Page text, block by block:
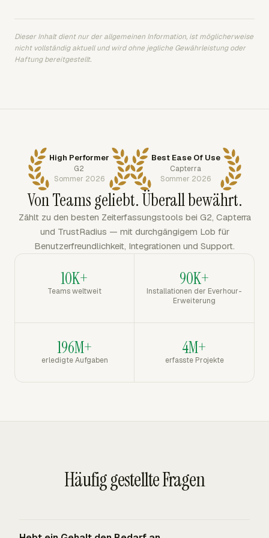
Dieser Inhalt dient nur der allgemeinen Information, ist möglicherweise
nicht vollständig aktuell und wird ohne jegliche Gewährleistung oder
Haftung bereitgestellt.
High Performer
G2
Sommer 2026
Best Ease Of Use
Capterra
Sommer 2026
Von Teams geliebt. Überall bewährt.
Zählt zu den besten Zeiterfassungstools bei G2, Capterra
und TrustRadius — mit durchgängigem Lob für
Benutzerfreundlichkeit, Integrationen und Support.
10K+
Teams weltweit
90K+
Installationen der Everhour-
Erweiterung
196M+
erledigte Aufgaben
4M+
erfasste Projekte
Häufig gestellte Fragen